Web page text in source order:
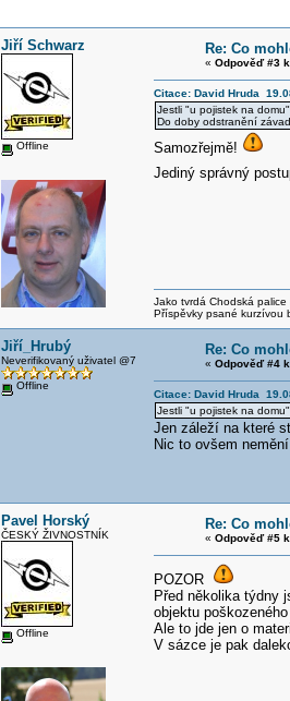
Jiří Schwarz
Offline
Re: Co
« Odpověď #3
Citace: David Hruda
Jestli "u pojistek na
Do doby odstranění
Samozřejmě!
Jediný správný
Jako tvrdá Chodská
Příspěvky psané kurzívou
Jiří_Hrubý
Neverifikovaný uživatel @7
Offline
Re: Co
« Odpověď #4
Citace: David Hruda
Jestli "u pojistek na
Jen záleží na které
Nic to ovšem
Pavel Horský
ČESKÝ ŽIVNOSTNÍK
Offline
Re: Co
« Odpověď #5
POZOR
Před několika týdny
objektu
Ale to jde jen o
V sázce je pak